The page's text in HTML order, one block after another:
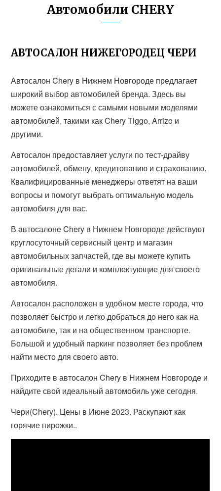
Автомобили CHERY
АВТОСАЛОН НИЖЕГОРОДЕЦ ЧЕРИ
Автосалон Chery в Нижнем Новгороде предлагает
широкий выбор автомобилей бренда. Здесь вы
можете ознакомиться с самыми новыми моделями
автомобилей, такими как Chery Tiggo, Arrizo и
другими.
Автосалон предоставляет услуги по тест-драйву
автомобилей, обмену, кредитованию и страхованию.
Квалифицированные менеджеры ответят на ваши
вопросы и помогут выбрать оптимальную модель
автомобиля для вас.
В автосалоне Chery в Нижнем Новгороде действуют
круглосуточный сервисный центр и магазин
автомобильных запчастей, где вы можете купить
оригинальные детали и комплектующие для своего
автомобиля.
Автосалон расположен в удобном месте города, что
позволяет быстро и легко добраться до него как на
автомобиле, так и на общественном транспорте.
Большой и удобный паркинг позволяет без проблем
найти место для своего авто.
Приходите в автосалон Chery в Нижнем Новгороде и
найдите свой идеальный автомобиль уже сегодня.
Чери(Chery). Цены в Июне 2023. Раскупают как
горячие пирожки..